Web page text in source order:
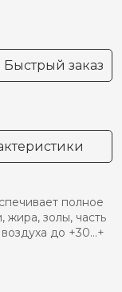
Быстрый заказ
полное
жира, золы, часть
до +30…+